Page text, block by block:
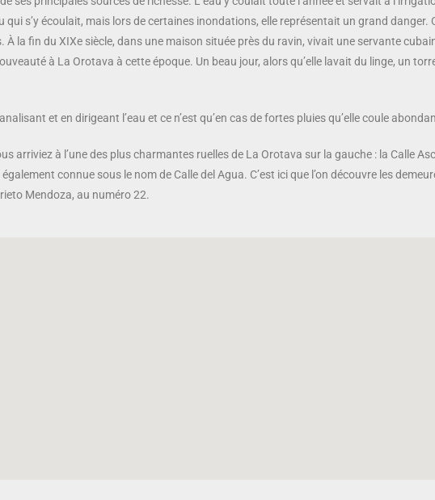
qui s’y écoulait, mais lors de certaines inondations, elle représentait un grand danger.
À la fin du XIXe siècle, dans une maison située près du ravin, vivait une servante
à La Orotava à cette époque. Un beau jour, alors qu’elle lavait du linge, un
et en dirigeant l’eau et ce n’est qu’en cas de fortes pluies qu’elle coule
arriviez à l’une des plus charmantes ruelles de La Orotava sur la gauche : la Calle
connue sous le nom de Calle del Agua. C’est ici que l’on découvre les
Mendoza, au numéro 22.